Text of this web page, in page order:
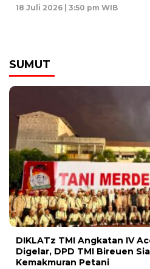
18 Juli 2026 | 3:50 pm WIB
SUMUT
DIKLATz TMI Angkatan IV
Digelar, DPD TMI Bireuen
Kemakmuran Petani